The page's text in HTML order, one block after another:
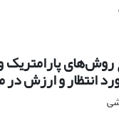
روش‌های پارامتریک
انتظار و ارزش